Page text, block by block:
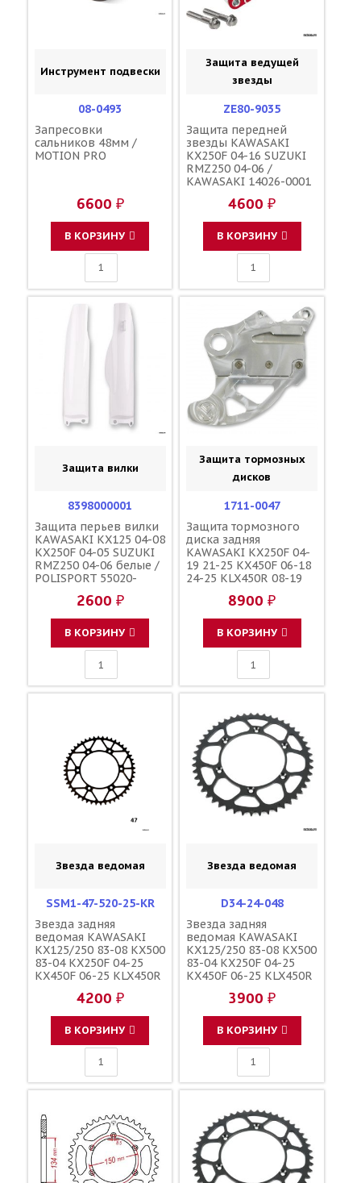
Инструмент подвески
08-0493
Запресовки
сальников 48мм /
MOTION PRO
6600 ₽
В КОРЗИНУ
Защита ведущей
звезды
ZE80-9035
Защита передней
звезды KAWASAKI
KX250F 04-16 SUZUKI
RMZ250 04-06 /
KAWASAKI 14026-0001
4600 ₽
В КОРЗИНУ
Защита вилки
8398000001
Защита перьев вилки
KAWASAKI KX125 04-08
KX250F 04-05 SUZUKI
RMZ250 04-06 белые /
POLISPORT 55020-
KK550-20014-2RZ
KK550-20006-0RZ
2600 ₽
В КОРЗИНУ
Защита тормозных
дисков
1711-0047
Защита тормозного
диска задняя
KAWASAKI KX250F 04-
19 21-25 KX450F 06-18
24-25 KLX450R 08-19
/ MOOSE RACING
8900 ₽
В КОРЗИНУ
Звезда ведомая
SSM1-47-520-25-KR
Звезда задняя
ведомая KAWASAKI
KX125/250 83-08 KX500
83-04 KX250F 04-25
KX450F 06-25 KLX450R
04-06 зубов 47 / MRP
1-3619-47 JTR460
4200 ₽
В КОРЗИНУ
Звезда ведомая
D34-24-048
Звезда задняя
ведомая KAWASAKI
KX125/250 83-08 KX500
83-04 KX250F 04-25
KX450F 06-25 KLX450R
04-06 зубов 48 / DRC
1-3619-48 JTR460
3900 ₽
В КОРЗИНУ